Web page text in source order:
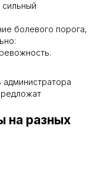
болевого порога,
администратора
на разных